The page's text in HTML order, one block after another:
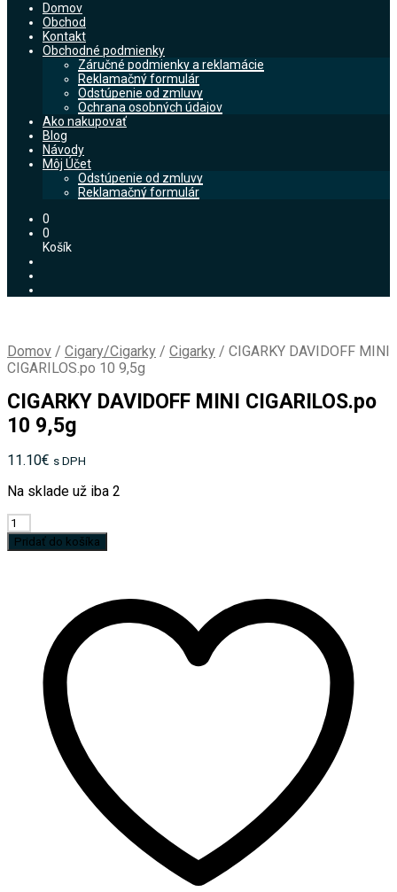
Domov
Obchod
Kontakt
Obchodné podmienky
Záručné podmienky a reklamácie
Reklamačný formulár
Odstúpenie od zmluvy
Ochrana osobných údajov
Ako nakupovať
Blog
Návody
Môj Účet
Odstúpenie od zmluvy
Reklamačný formulár
0
0
Košík
Domov / Cigary/Cigarky / Cigarky / CIGARKY DAVIDOFF MINI
CIGARILOS.po 10 9,5g
CIGARKY DAVIDOFF MINI CIGARILOS.po
10 9,5g
11.10€ s DPH
Na sklade už iba 2
množstvo
CIGARKY
DAVIDOFF
Pridať do košíka